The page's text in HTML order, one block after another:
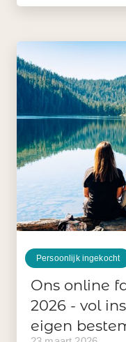
Persoonlijk ingekocht
Ons online
2026 - vol
eigen